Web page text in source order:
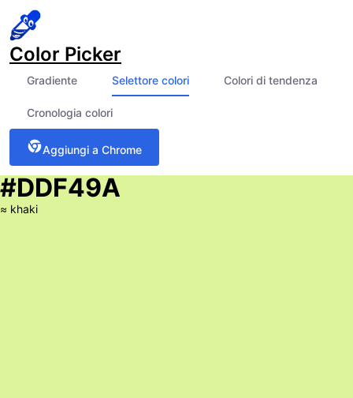
Color Picker
Gradiente Selettore colori Colori di tendenza
Cronologia colori
Aggiungi a Chrome
#DDF49A
≈ khaki